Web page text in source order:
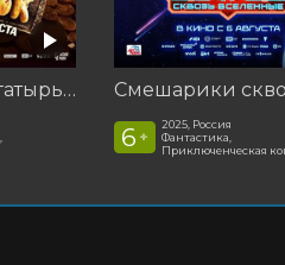
Последний богатырь. Колобок
6 +
2025, Россия
Фантастика,
Приключенческая